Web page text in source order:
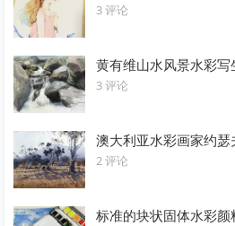
3 评论
黄有维山水风景水彩
3 评论
澳大利亚水彩画家约瑟
2 评论
标准的块状固体水彩颜